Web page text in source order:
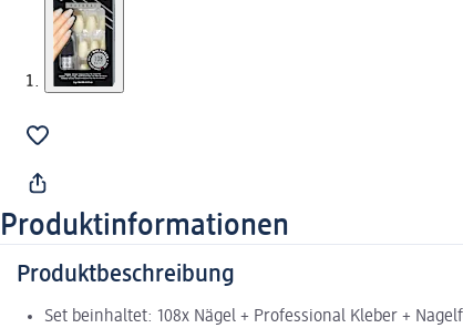
Produktinformationen
Produktbeschreibung
Set beinhaltet: 108x Nägel + Professional Kleber +